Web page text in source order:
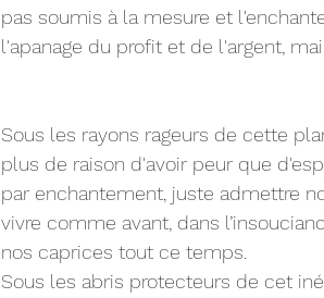
pas soumis à la mesure et
l'apanage du profit et de l'argent,
Sous les rayons rageurs de cette
plus de raison d'avoir peur que
par enchantement, juste admettre
vivre comme avant, dans
nos caprices tout ce temps.
Sous les abris protecteurs de cet